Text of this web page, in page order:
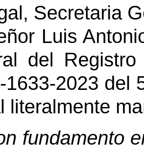
Secretaria
Luis
del
1633-2023 del
literalmente
fundamento